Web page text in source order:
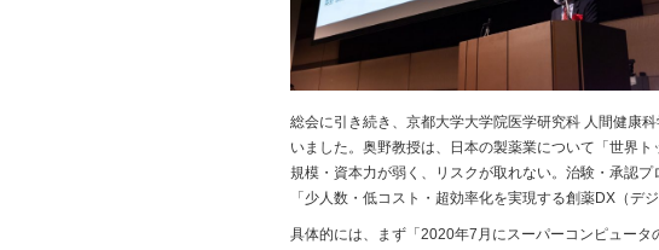
総会に引き続き、京都大学大学院医学研究科 人間健康
いました。奥野教授は、日本の製薬業について「世界
規模・資本力が弱く、リスクが取れない。治験・承認
「少人数・低コスト・超効率化を実現する創薬DX（デ
具体的には、まず「2020年7月にスーパーコンピュー